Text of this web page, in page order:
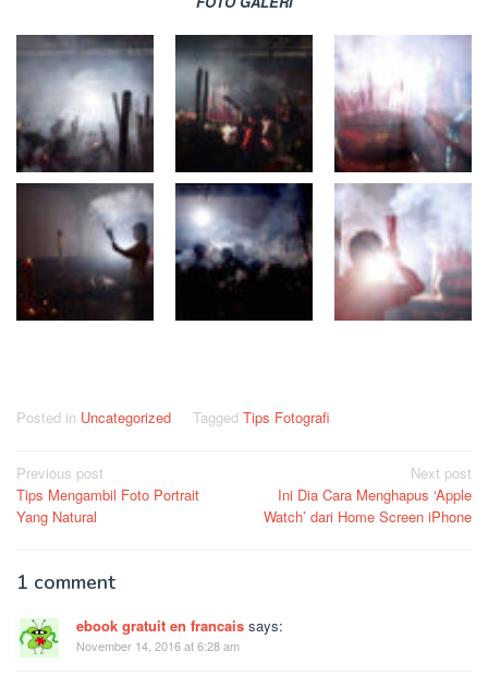
Posted in Uncategorized Tagged Tips Fotografi
Post
navigation
Previous post
Tips Mengambil Foto Portrait
Yang Natural
Next post
Ini Dia Cara Menghapus ‘Apple
Watch’ dari Home Screen iPhone
1 comment
ebook gratuit en francais says:
November 14, 2016 at 6:28 am